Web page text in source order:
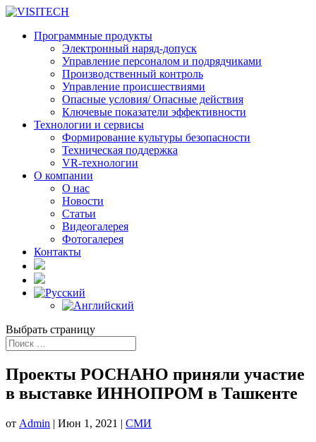
Программные продукты
Электронный наряд-допуск
Управление персоналом и подрядчиками
Производственный контроль
Управление происшествиями
Опасные условия/ Опасные действия
Ключевые показатели эффективности
Технологии и сервисы
Формирование культуры безопасности
Техническая поддержка
VR-технологии
О компании
О нас
Новости
Статьи
Видеогалерея
Фотогалерея
Контакты
Выбрать страницу
Проекты РОСНАНО приняли участие
в выставке ИННОПРОМ в Ташкенте
от Admin | Июн 1, 2021 | СМИ